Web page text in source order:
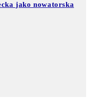
jako nowatorska